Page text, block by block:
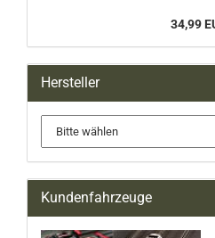
34,99
Hersteller
Kundenfahrzeuge